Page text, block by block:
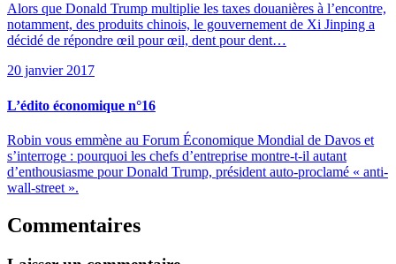
Alors que Donald Trump multiplie les taxes douanières à l’encontre,
notamment, des produits chinois, le gouvernement de Xi Jinping a
décidé de répondre œil pour œil, dent pour dent…
20 janvier 2017
L’édito économique n°16
Robin vous emmène au Forum Économique Mondial de Davos et
s’interroge : pourquoi les chefs d’entreprise montre-t-il autant
d’enthousiasme pour Donald Trump, président auto-proclamé « anti-
wall-street ».
Commentaires